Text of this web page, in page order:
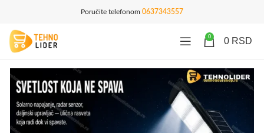
Poručite telefonom 0637343557
0 0 RSD